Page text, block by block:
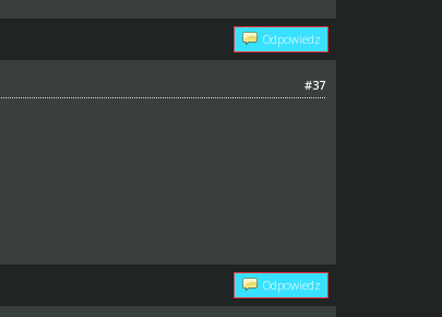
Odpowiedz
#37
Odpowiedz